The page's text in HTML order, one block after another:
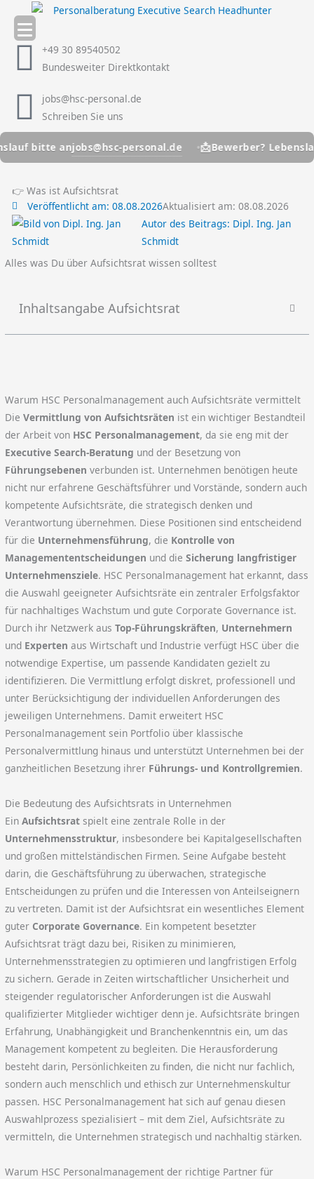
Inhalt
springen +49 30 89540502
Bundesweiter Direktkontakt
jobs@hsc-personal.de
Schreiben Sie uns
anjobs@hsc-personal.de 📩Bewerber? Lebenslauf
👉 Was ist Aufsichtsrat
Veröffentlicht am:08.08.2026Aktualisiert am: 08.08.2026
Autor des Beitrags: Dipl. Ing. Jan
Schmidt
Alles was Du über Aufsichtsrat wissen solltest
Inhaltsangabe Aufsichtsrat
Warum HSC Personalmanagement auch Aufsichtsräte vermittelt
DieVermittlung von Aufsichtsräten ist ein wichtiger Bestandteil
der Arbeit von HSC Personalmanagement, da sie eng mit der
Executive Search-Beratung und der Besetzung von
Führungsebenen verbunden ist. Unternehmen benötigen heute
nicht nur erfahrene Geschäftsführer und Vorstände, sondern auch
kompetente Aufsichtsräte, die strategisch denken und
Verantwortung übernehmen. Diese Positionen sind entscheidend
für die Unternehmensführung, die Kontrolle von
Managemententscheidungen und dieSicherung langfristiger
Unternehmensziele. HSC Personalmanagement hat erkannt, dass
die Auswahl geeigneter Aufsichtsräte ein zentraler Erfolgsfaktor
für nachhaltiges Wachstum und gute Corporate Governance ist.
Durch ihr Netzwerk ausTop-Führungskräften, Unternehmern
und Experten aus Wirtschaft und Industrie verfügt HSC über die
notwendige Expertise, um passende Kandidaten gezielt zu
identifizieren. Die Vermittlung erfolgt diskret, professionell und
unter Berücksichtigung der individuellen Anforderungen des
jeweiligen Unternehmens. Damit erweitert HSC
Personalmanagement sein Portfolio über klassische
Personalvermittlung hinaus und unterstützt Unternehmen bei der
ganzheitlichen Besetzung ihrer Führungs- und Kontrollgremien.
Die Bedeutung des Aufsichtsrats in Unternehmen
EinAufsichtsrat spielt eine zentrale Rolle in der
Unternehmensstruktur, insbesondere bei Kapitalgesellschaften
und großen mittelständischen Firmen. Seine Aufgabe besteht
darin, die Geschäftsführung zu überwachen, strategische
Entscheidungen zu prüfen und die Interessen von Anteilseignern
zu vertreten. Damit ist der Aufsichtsrat ein wesentliches Element
guter Corporate Governance. Ein kompetent besetzter
Aufsichtsrat trägt dazu bei, Risiken zu minimieren,
Unternehmensstrategien zu optimieren und langfristigen Erfolg
zu sichern. Gerade in Zeiten wirtschaftlicher Unsicherheit und
steigender regulatorischer Anforderungen ist die Auswahl
qualifizierter Mitglieder wichtiger denn je. Aufsichtsräte bringen
Erfahrung, Unabhängigkeit und Branchenkenntnis ein, um das
Management kompetent zu begleiten. Die Herausforderung
besteht darin, Persönlichkeiten zu finden, die nicht nur fachlich,
sondern auch menschlich und ethisch zur Unternehmenskultur
passen. HSC Personalmanagement hat sich auf genau diesen
Auswahlprozess spezialisiert – mit dem Ziel, Aufsichtsräte zu
vermitteln, die Unternehmen strategisch und nachhaltig stärken.
Warum HSC Personalmanagement der richtige Partner für